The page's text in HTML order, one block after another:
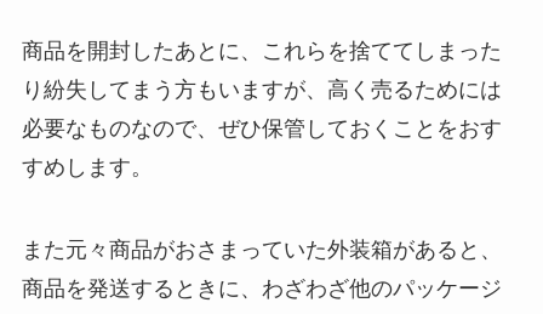
商品を開封したあとに、これらを捨ててしまった
り紛失してまう方もいますが、高く売るためには
必要なものなので、ぜひ保管しておくことをおす
すめします。
また元々商品がおさまっていた外装箱があると、
商品を発送するときに、わざわざ他のパッケージ